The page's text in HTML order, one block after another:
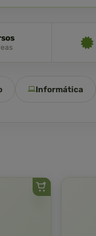
Informática